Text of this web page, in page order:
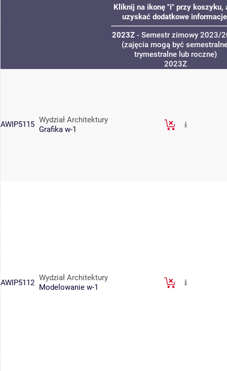
Kliknij na ikonę "i" przy koszyku,
uzyskać dodatkowe
2023Z- Semestr zimowy 2023/
(zajęcia mogą być
trymestralne lub roczne)
2023Z
AWIP5115 Wydział Architektury
Grafika w-1
AWIP5112
Wydział Architektury
Modelowanie w-1